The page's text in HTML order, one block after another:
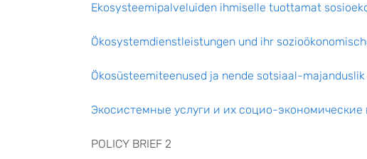
Ekosysteemipalveluiden ihmiselle tuottamat
Ökosystemdienstleistungen und ihr
Ökosüsteemiteenused ja nende sotsiaal-majanduslik
Экосистемные услуги и их социо-
POLICY BRIEF 2